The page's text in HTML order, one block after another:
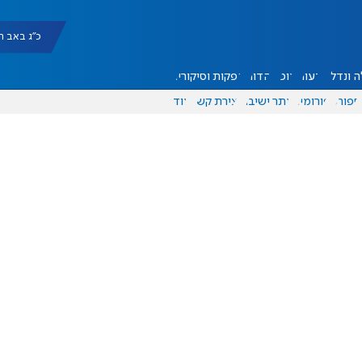
כ"ג באב תשפ"ו
ונדל"ן דעות אוכל יהדות הפקות וסיקורים
ספורט פורומים אתר ישיבה יצירת קשר עוד